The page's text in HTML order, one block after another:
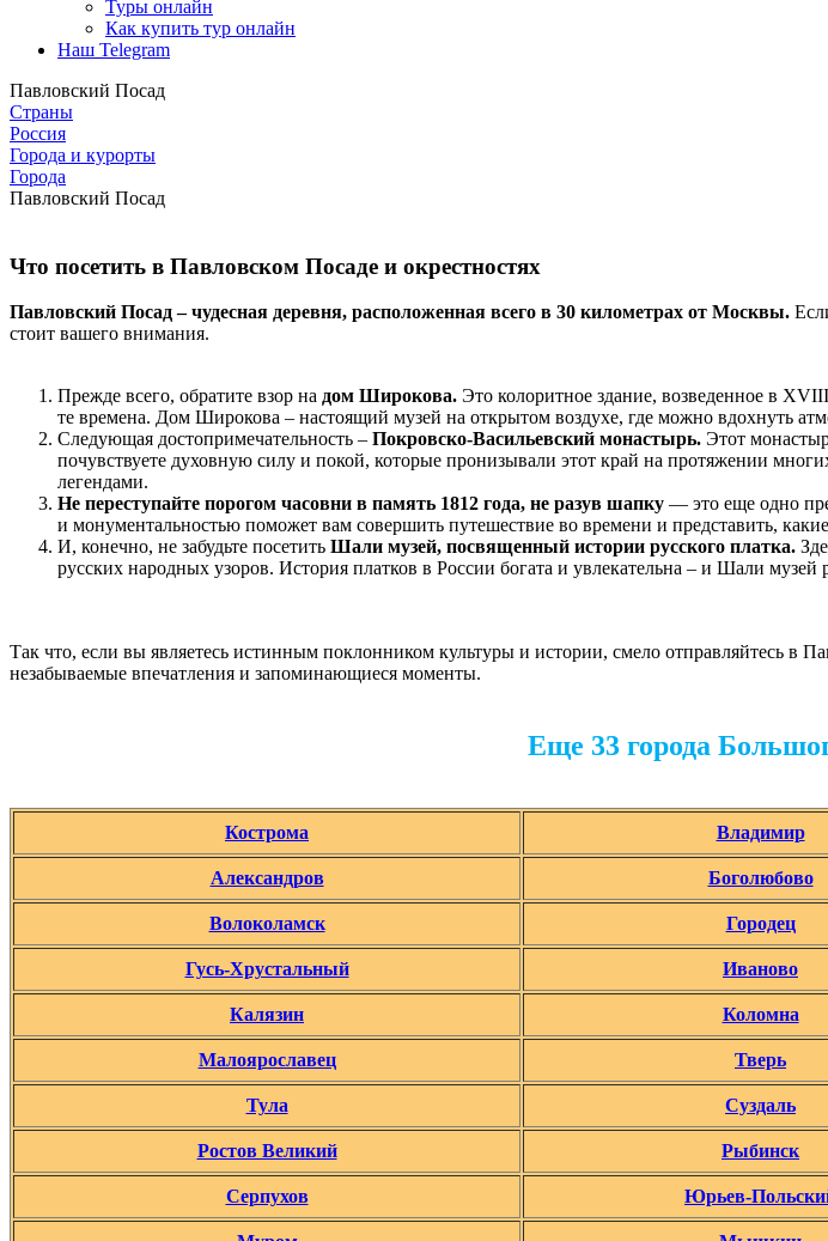
Туры онлайн
Как купить тур онлайн
Наш Telegram
Павловский Посад
Страны
Россия
Города и курорты
Города
Павловский Посад
Что посетить в Павловском Посаде и окрестностях
Павловский Посад – чудесная деревня, расположенная всего в 30 километрах от Москвы.
стоит вашего внимания.
Прежде всего, обратите взор на дом Широкова. Это колоритное здание, возведенное в
те времена. Дом Широкова – настоящий музей на открытом воздухе, где можно вдохнуть
Следующая достопримечательность – Покровско-Васильевский монастырь. Этот
почувствуете духовную силу и покой, которые пронизывали этот край на протяжении
легендами.
Не переступайте порогом часовни в память 1812 года, не разув шапку — это еще одно
и монументальностью поможет вам совершить путешествие во времени и представить,
И, конечно, не забудьте посетить Шали музей, посвященный истории русского платка.
русских народных узоров. История платков в России богата и увлекательна – и Шали
Так что, если вы являетесь истинным поклонником культуры и истории, смело отправляйтесь в
незабываемые впечатления и запоминающиеся моменты.
Еще 33 города
Кострома Владимир
Александров Боголюбово
Волоколамск Городец
Гусь-Хрустальный Иваново
Калязин Коломна
Малоярославец Тверь
Тула Суздаль
Ростов Великий Рыбинск
Серпухов Юрьев-